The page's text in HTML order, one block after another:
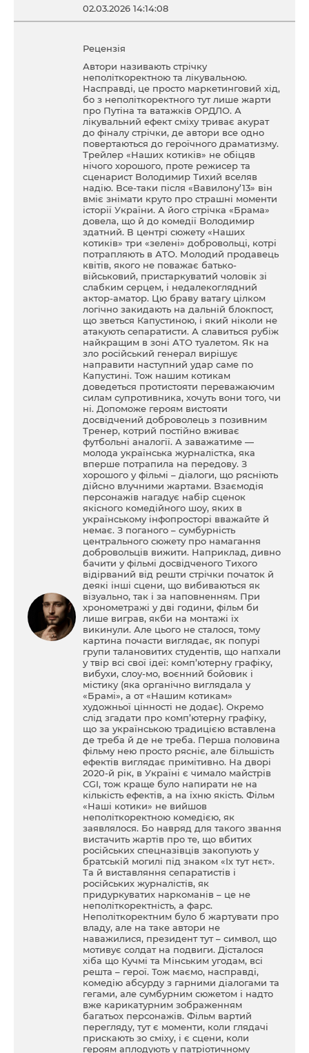
02.03.2026 14:14:08
Рецензія
Автори називають стрічку
неполіткоректною та лікувальною.
Насправді, це просто маркетинговий хід,
бо з неполіткоректного тут лише жарти
про Путіна та ватажків ОРДЛО. А
лікувальний ефект сміху триває акурат
до фіналу стрічки, де автори все одно
повертаються до героїчного драматизму.
Трейлер «Наших котиків» не обіцяв
нічого хорошого, проте режисер та
сценарист Володимир Тихий вселяв
надію. Все-таки після «Вавилону’13» він
вміє знімати круто про страшні моменти
історії України. А його стрічка «Брама»
довела, що й до комедії Володимир
здатний. В центрі сюжету «Наших
котиків» три «зелені» добровольці, котрі
потрапляють в АТО. Молодий продавець
квітів, якого не поважає батько-
військовий, пристаркуватий чоловік зі
слабким серцем, і недалекоглядний
актор-аматор. Цю браву ватагу цілком
логічно закидають на дальній блокпост,
що зветься Капустиною, і який ніколи не
атакують сепаратисти. А славиться рубіж
найкращим в зоні АТО туалетом. Як на
зло російський генерал вирішує
направити наступний удар саме по
Капустині. Тож нашим котикам
доведеться протистояти переважаючим
силам супротивника, хочуть вони того, чи
ні. Допоможе героям вистояти
досвідчений доброволець з позивним
Тренер, котрий постійно вживає
футбольні аналогії. А заважатиме —
молода українська журналістка, яка
вперше потрапила на передову. З
хорошого у фільмі – діалоги, що рясніють
дійсно влучними жартами. Взаємодія
персонажів нагадує набір сценок
якісного комедійного шоу, яких в
українському інфопросторі вважайте й
немає. З поганого – сумбурність
центрального сюжету про намагання
добровольців вижити. Наприклад, дивно
бачити у фільмі досвідченого Тихого
відірваний від решти стрічки початок й
деякі інші сцени, що вибиваються як
візуально, так і за наповненням. При
хронометражі у дві години, фільм би
лише виграв, якби на монтажі їх
викинули. Але цього не сталося, тому
картина почасти виглядає, як попурі
групи талановитих студентів, що напхали
у твір всі свої ідеї: комп’ютерну графіку,
вибухи, слоу-мо, воєнний бойовик і
містику (яка органічно виглядала у
«Брамі», а от «Нашим котикам»
художньої цінності не додає). Окремо
слід згадати про комп’ютерну графіку,
що за українською традицією вставлена
де треба й де не треба. Перша половина
фільму нею просто рясніє, але більшість
ефектів виглядає примітивно. На дворі
2020-й рік, в Україні є чимало майстрів
CGI, тож краще було напирати не на
кількість ефектів, а на їхню якість. Фільм
«Наші котики» не вийшов
неполіткоректною комедією, як
заявлялося. Бо навряд для такого звання
вистачить жартів про те, що вбитих
російських спецназівців закопують у
братській могилі під знаком «Іх тут нєт».
Та й виставляння сепаратистів і
російських журналістів, як
придуркуватих наркоманів – це не
неполіткоректність, а фарс.
Неполіткоректним було б жартувати про
владу, але на таке автори не
наважилися, президент тут – символ, що
мотивує солдат на подвиги. Дісталося
хіба що Кучмі та Мінським угодам, всі
решта – герої. Тож маємо, насправді,
комедію абсурду з гарними діалогами та
гегами, але сумбурним сюжетом і надто
вже карикатурним зображенням
багатьох персонажів. Фільм вартий
перегляду, тут є моменти, коли глядачі
прискають зо сміху, і є сцени, коли
героям аплодують у патріотичному